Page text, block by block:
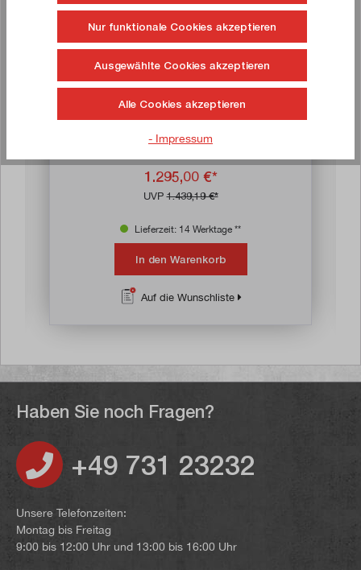
Platte (1.500 x 800 x 850 mm)
Artikel-Nr:
59.213.020
1.295,00 €*
UVP1.439,19 €*
Lieferzeit: 14 Werktage **
In den Warenkorb
Auf die Wunschliste
Haben Sie noch Fragen?
+49 731 23232
Unsere Telefonzeiten:
Montag bis Freitag
9:00 bis 12:00 Uhr und 13:00 bis 16:00 Uhr
Nur funktionale Cookies akzeptieren
Ausgewählte Cookies akzeptieren
Alle Cookies akzeptieren
- Impressum